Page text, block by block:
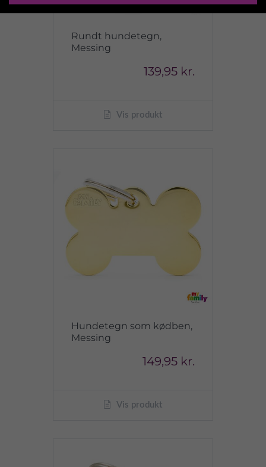
Rundt hundetegn,
Messing
139,95 kr.
Vis produkt
Hundetegn som kødben,
Messing
149,95 kr.
Vis produkt